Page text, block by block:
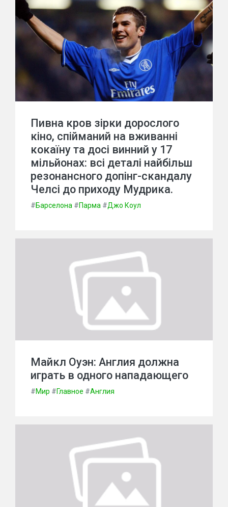
Пивна кров зірки дорослого
кіно, спійманий на вживанні
кокаїну та досі винний у 17
мільйонах: всі деталі найбільш
резонансного допінг-скандалу
Челсі до приходу Мудрика.
#Барселона #Парма #Джо Коул
Майкл Оуэн: Англия должна
играть в одного нападающего
#Мир #Главное #Англия